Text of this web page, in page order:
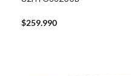
$259.990